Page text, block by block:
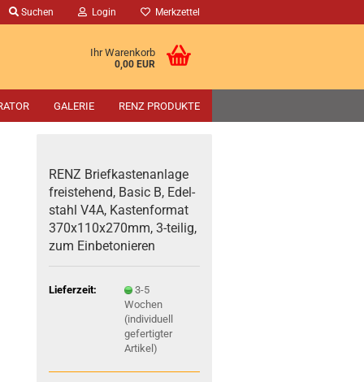
Suchen Login Merkzettel
Ihr Warenkorb
0,00 EUR
GALERIE RENZ PRODUKTE
RENZ Brief­kas­ten­an­la­ge
frei­ste­hend, Basic B, Edel­
stahl V4A, Kas­ten­for­mat
370x110x270mm, 3-​teilig,
zum Ein­be­to­nie­ren
Lieferzeit:
3-5
Wochen
(individuell
gefertigter
Artikel)